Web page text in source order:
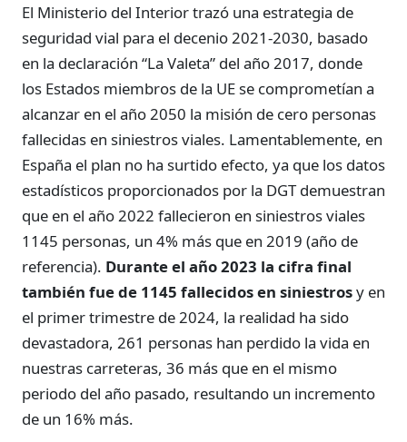
El Ministerio del Interior trazó una estrategia de
seguridad vial para el decenio 2021-2030, basado
en la declaración “La Valeta” del año 2017, donde
los Estados miembros de la UE se comprometían a
alcanzar en el año 2050 la misión de cero personas
fallecidas en siniestros viales. Lamentablemente, en
España el plan no ha surtido efecto, ya que los datos
estadísticos proporcionados por la DGT demuestran
que en el año 2022 fallecieron en siniestros viales
1145 personas, un 4% más que en 2019 (año de
referencia). Durante el año 2023 la cifra final
también fue de 1145 fallecidos en siniestrosy en
el primer trimestre de 2024, la realidad ha sido
devastadora, 261 personas han perdido la vida en
nuestras carreteras, 36 más que en el mismo
periodo del año pasado, resultando un incremento
de un 16% más.